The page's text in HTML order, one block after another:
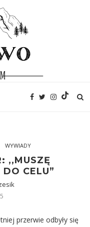
WYWIADY
,,MUSZĘ
CELU”
przerwie odbyły się